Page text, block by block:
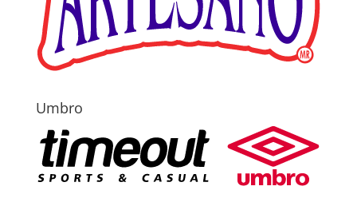
Umbro